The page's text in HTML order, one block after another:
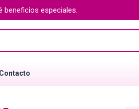
beneficios especiales.
Contacto